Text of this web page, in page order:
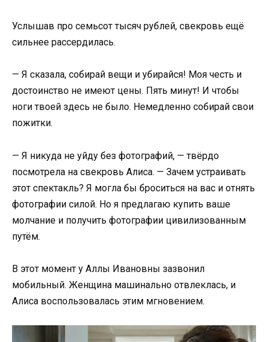
Услышав про семьсот тысяч рублей, свекровь ещё
сильнее рассердилась.
— Я сказала, собирай вещи и убирайся! Моя честь и
достоинство не имеют цены. Пять минут! И чтобы
ноги твоей здесь не было. Немедленно собирай свои
пожитки.
— Я никуда не уйду без фотографий, — твёрдо
посмотрела на свекровь Алиса. — Зачем устраивать
этот спектакль? Я могла бы броситься на вас и отнять
фотографии силой. Но я предлагаю купить ваше
молчание и получить фотографии цивилизованным
путём.
В этот момент у Аллы Ивановны зазвонил
мобильный. Женщина машинально отвлеклась, и
Алиса воспользовалась этим мгновением.